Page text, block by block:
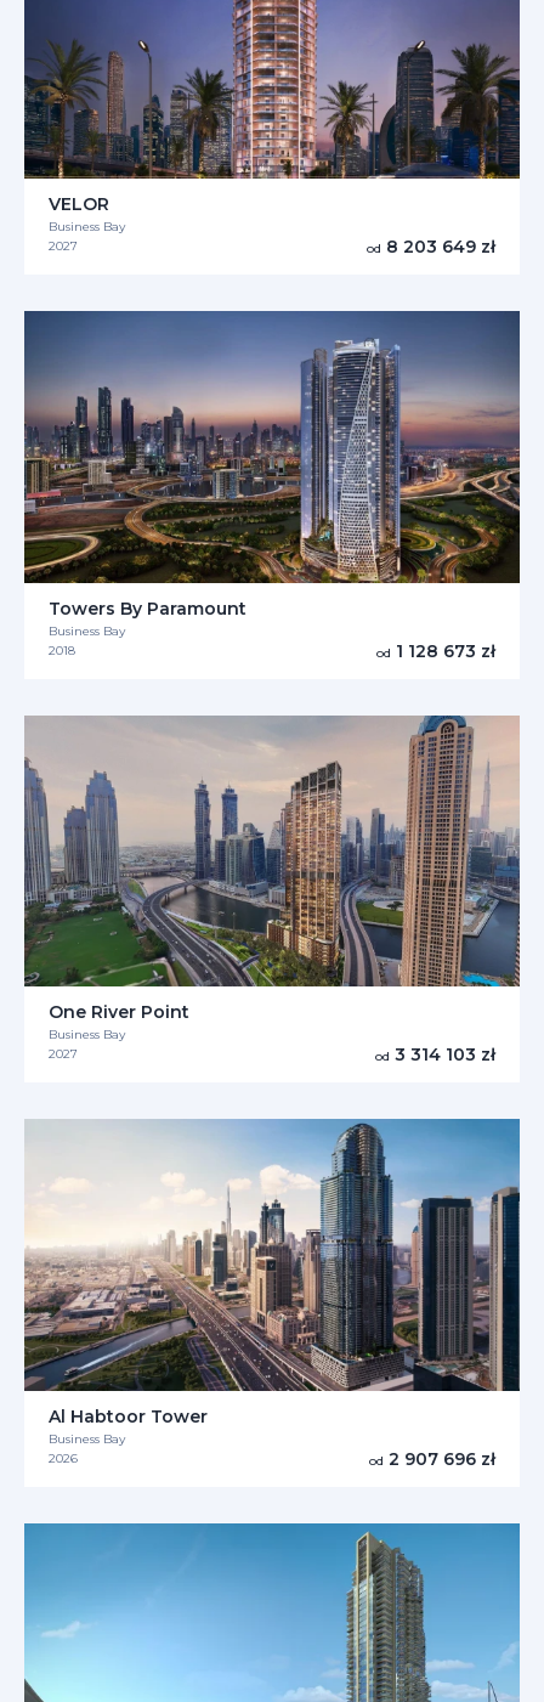
VELOR
Business Bay
2027
od 8 203 649 zł
Towers By Paramount
Business Bay
2018
od 1 128 673 zł
One River Point
Business Bay
2027
od 3 314 103 zł
Al Habtoor Tower
Business Bay
2026
od 2 907 696 zł